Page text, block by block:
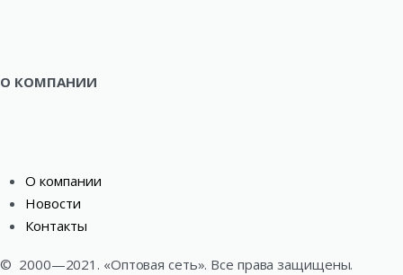
О КОМПАНИИ
О компании
Новости
Контакты
© 2000—2021. «Оптовая сеть». Все права защищены.